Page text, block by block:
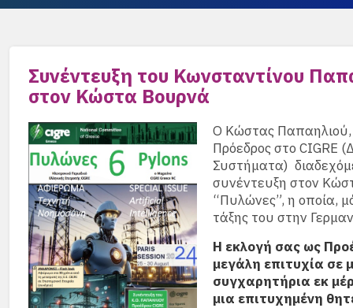
Συνέντευξη του Κωνσταντίνου
στον Κώστα Βουρνά
Ο Κώστας Παπαηλιού,
Πρόεδρος στο CIGRE
Συστήματα)
συνέντευξη στον
“Πυλώνες”, η οποία,
τάξης του στην
Η εκλογή σας ως
μεγάλη επιτυχία σε
συγχαρητήρια εκ
μια επιτυχημένη